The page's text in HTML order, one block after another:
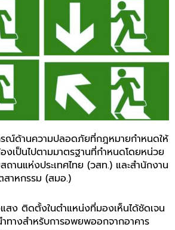
ณ์ด้านความปลอดภัยที่กฎหมายกำหนดให้
งเป็นไปตามมาตรฐานที่กำหนดโดยหน่วย
ถานแห่งประเทศไทย (วสท.) และสำนักงาน
าหกรรม (สมอ.)
สง ติดตั้งในตำแหน่งที่มองเห็นได้ชัดเจน
างสำหรับการอพยพออกจากอาคาร